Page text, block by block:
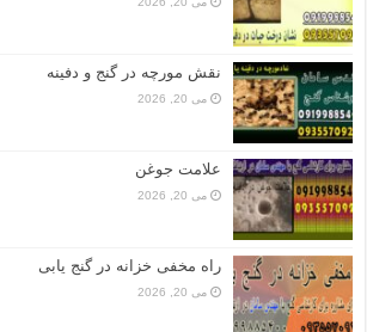
نقش مورچه در گنج و دفینه
می 20, 2026
علامت جوغن
می 20, 2026
راه مخفی خزانه در گنج یابی
می 20, 2026